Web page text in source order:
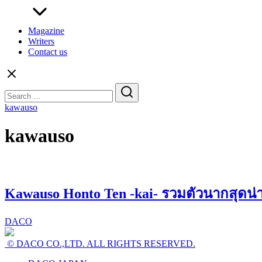
Magazine
Writers
Contact us
for:
kawauso
kawauso
Kawauso Honto Ten -kai- รวมตัวนากสุดน่
DACO
© DACO CO.,LTD. ALL RIGHTS RESERVED.